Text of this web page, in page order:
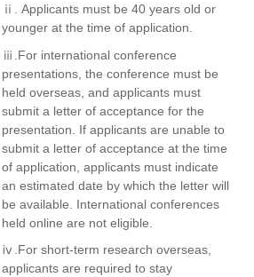
ⅱ. Applicants must be 40 years old or
younger at the time of application.
ⅲ.For international conference
presentations, the conference must be
held overseas, and applicants must
submit a letter of acceptance for the
presentation. If applicants are unable to
submit a letter of acceptance at the time
of application, applicants must indicate
an estimated date by which the letter will
be available. International conferences
held online are not eligible.
ⅳ.For short-term research overseas,
applicants are required to stay